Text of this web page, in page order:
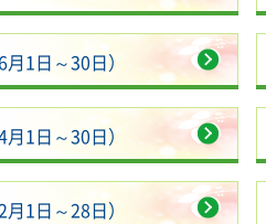
1日～30日）
1日～30日）
1日～28日）